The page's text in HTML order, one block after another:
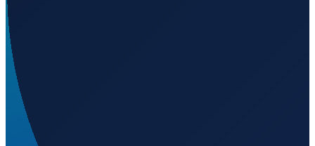
Los Angeles